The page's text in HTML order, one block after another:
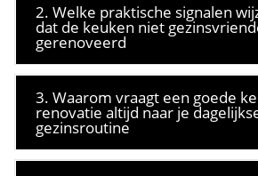
2. Welke praktische signalen
dat de keuken niet
gerenoveerd
3. Waarom vraagt een goede
renovatie altijd naar je
gezinsroutine